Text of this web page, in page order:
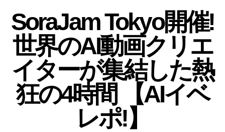
SoraJam Tokyo開催!
世界のAI動画クリエ
イターが集結した熱
狂の4時間 【AIイベ
レポ!】